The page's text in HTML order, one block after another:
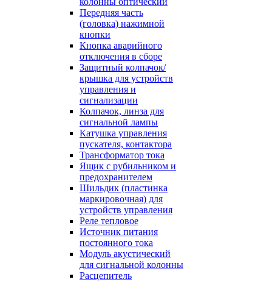
Передняя часть
(головка) нажимной
кнопки
Кнопка аварийного
отключения в сборе
Защитный колпачок/
крышка для устройств
управления и
сигнализации
Колпачок, линза для
сигнальной лампы
Катушка управления
пускателя, контактора
Трансформатор тока
Ящик с рубильником и
предохранителем
Шильдик (пластинка
маркировочная) для
устройств управления
Реле тепловое
Источник питания
постоянного тока
Модуль акустический
для сигнальной колонны
Расцепитель